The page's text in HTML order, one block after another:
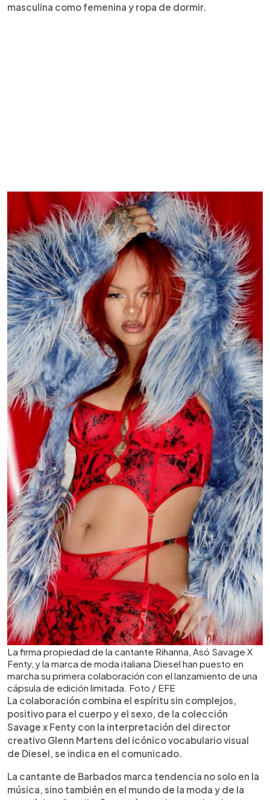
masculina como femenina y ropa de dormir.
La firma propiedad de la cantante Rihanna, Asó Savage X
Fenty, y la marca de moda italiana Diesel han puesto en
marcha su primera colaboración con el lanzamiento de una
cápsula de edición limitada. Foto / EFE
La colaboración combina el espíritu sin complejos,
positivo para el cuerpo y el sexo, de la colección
Savage x Fenty con la interpretación del director
creativo Glenn Martens del icónico vocabulario visual
de Diesel, se indica en el comunicado.
La cantante de Barbados marca tendencia no solo en la
música, sino también en el mundo de la moda y de la